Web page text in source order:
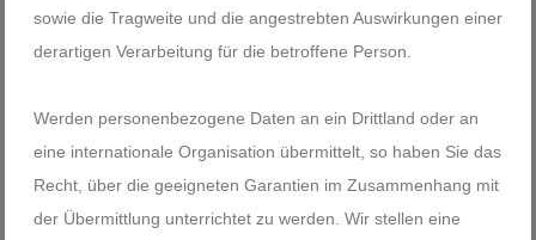
sowie die Tragweite und die angestrebten Auswirkungen einer
derartigen Verarbeitung für die betroffene Person.
Werden personenbezogene Daten an ein Drittland oder an
eine internationale Organisation übermittelt, so haben Sie das
Recht, über die geeigneten Garantien im Zusammenhang mit
der Übermittlung unterrichtet zu werden. Wir stellen eine